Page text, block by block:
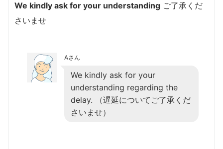
We kindly ask for your understanding ご了承くだ
さいませ
Aさん
We kindly ask for your
understanding regarding the
delay. （遅延についてご了承くだ
さいませ）